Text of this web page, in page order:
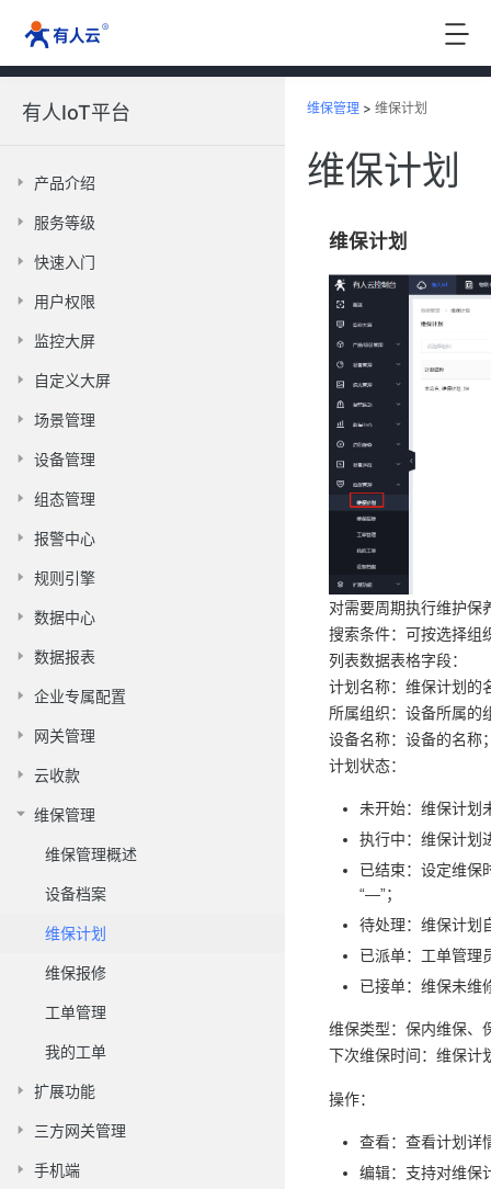
有人IoT平台
产品介绍
服务等级
快速入门
用户权限
监控大屏
自定义大屏
场景管理
设备管理
组态管理
报警中心
规则引擎
数据中心
数据报表
企业专属配置
网关管理
云收款
维保管理
维保管理概述
设备档案
维保计划
维保报修
工单管理
我的工单
扩展功能
三方网关管理
手机端
维保管理 > 维保计划
维保计划
维保计划
对需要周期执行维护保
搜索条件：可按选择组
列表数据表格字段：
计划名称：维保计划的
所属组织：设备所属的
设备名称：设备的名称
计划状态：
未开始：维保计划
执行中：维保计划
已结束：设定维保
“—”；
待处理：维保计划
已派单：工单管理
已接单：维保未维
维保类型：保内维保、
下次维保时间：维保计
操作：
查看：查看计划详
编辑：支持对维保